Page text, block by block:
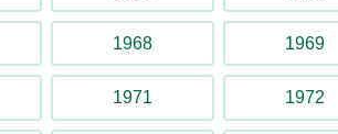
1968 1969
1971 1972